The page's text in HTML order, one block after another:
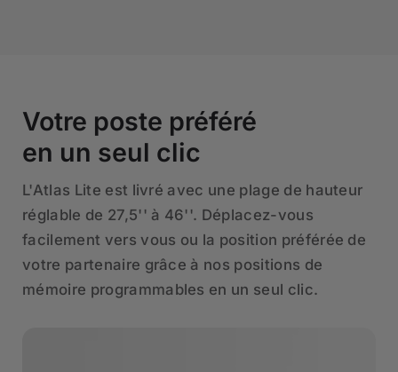
Votre poste préféré
en un seul clic
L'Atlas Lite est livré avec une plage de hauteur
réglable de 27,5'' à 46''. Déplacez-vous
facilement vers vous ou la position préférée de
votre partenaire grâce à nos positions de
mémoire programmables en un seul clic.